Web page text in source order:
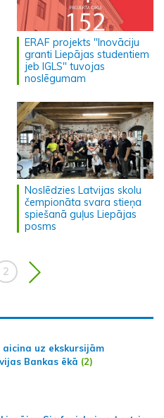
ERAF projekts "Inovāciju
granti Liepājas studentiem
jeb IGLS" tuvojas
noslēgumam
Noslēdzies Latvijas skolu
čempionāta svara stieņa
spiešanā guļus Liepājas
posms
2
aicina uz ekskursijām
Bankas ēkā (2)